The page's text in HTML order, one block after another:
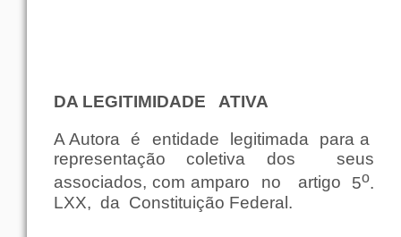
DA LEGITIMIDADE
ATIVA
A Autora é entidade legitimada paraa
representação
coletiva dos
seus
associados,com amparo no artigo 5o.
LXX, da Constituição Federal.